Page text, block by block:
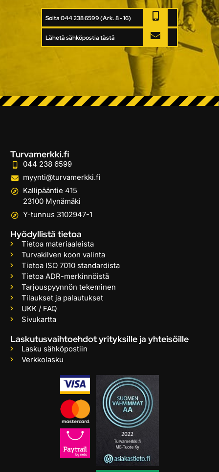
Soita 044 238 6599 (Ark. 8 - 16)
Lähetä sähköpostia tästä
Turvamerkki.fi
044 238 6599
myynti@turvamerkki.fi
Kallipääntie 415
23100 Mynämäki
Y-tunnus 3102947-1
Hyödyllistä tietoa
Tietoa materiaaleista
Turvakilven koon valinta
Tietoa ISO 7010 standardista
Tietoa ADR-merkinnöistä
Tarjouspyynnön tekeminen
Tilaukset ja palautukset
UKK / FAQ
Sivukartta
Laskutusvaihtoehdot yrityksille ja yhteisöille
Lasku sähköpostiin
Verkkolasku